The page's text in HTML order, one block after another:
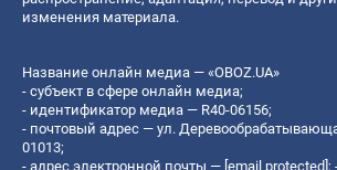
изменения материала.
Название онлайн медиа — «OBOZ.UA»
- субъект в сфере онлайн медиа;
- идентификатор медиа — R40-06156;
- почтовый адрес — ул.
01013;
- адрес электронной почты — [email protected];